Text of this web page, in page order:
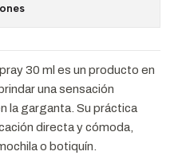
30 ml es un producto en
una sensación
la garganta. Su práctica
directa y cómoda,
o botiquín.